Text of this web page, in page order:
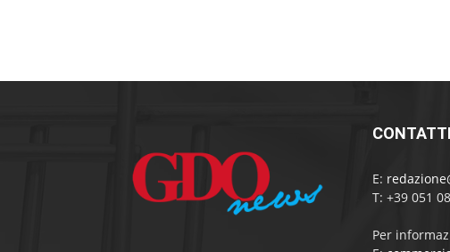
CONTATTI
E:
T: +39 051
Per